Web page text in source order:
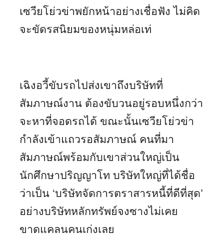
เซวียโย่วข่าพยักหน้าอย่างเชื่อฟัง ไม่คิด
จะขัดรสนิยมของหนุ่มหล่อเท่
เฉิงอวี้ขับรถไปส่งเขาถึงบริษัทที่
สัมภาษณ์งาน ต้องขับวนอยู่รอบหนึ่งกว่า
จะหาที่จอดรถได้ ขณะนั้นเซวียโย่วข่า
กำลังเข้าแถวรอสัมภาษณ์ คนที่มา
สัมภาษณ์พร้อมกับเขาส่วนใหญ่เป็น
นักศึกษาปริญญาโท บริษัทใหญ่ที่ได้ชื่อ
ว่าเป็น ‘บริษัทจัดการตราสารหนี้ที่ดีที่สุด’
อย่างบริษัทหลักทรัพย์จงซางไม่เคย
ขาดแคลนคนเก่งเลย